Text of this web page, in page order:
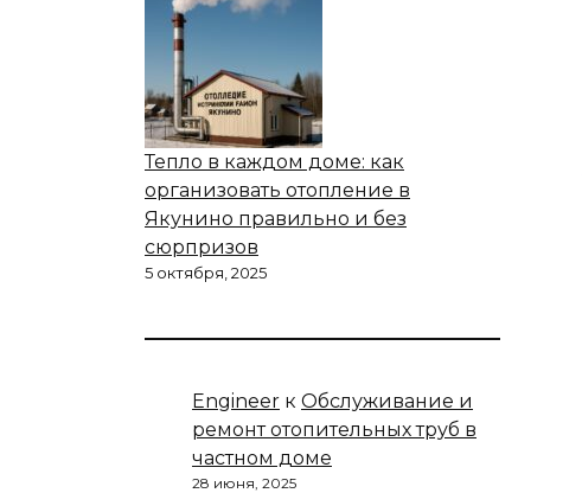
Тепло в каждом доме: как
организовать отопление в
Якунино правильно и без
сюрпризов
5 октября, 2025
Engineer к Обслуживание и
ремонт отопительных труб в
частном доме
28 июня, 2025